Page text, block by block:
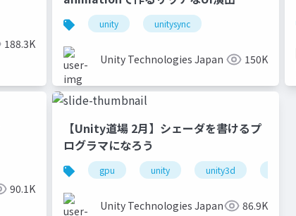
188.3K
unity unitysync
Unity Technologies Japan 150K
90.1K
【Unity道場 2月】シェーダを書けるプ
ログラマになろう
gpu unity unity3d
Unity Technologies Japan 86.9K